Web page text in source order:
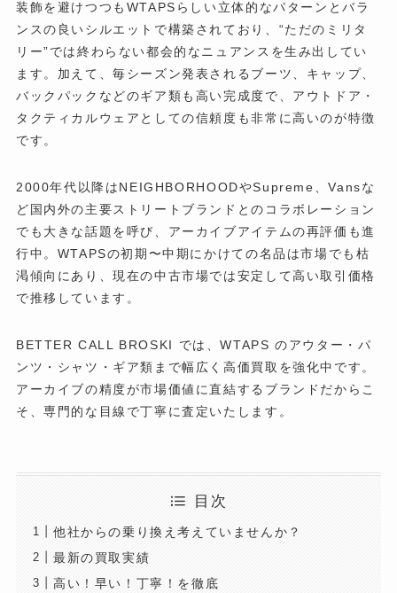
装飾を避けつつもWTAPSらしい立体的なパターンとバラ
ンスの良いシルエットで構築されており、“ただのミリタ
リー”では終わらない都会的なニュアンスを生み出してい
ます。加えて、毎シーズン発表されるブーツ、キャップ、
バックパックなどのギア類も高い完成度で、アウトドア・
タクティカルウェアとしての信頼度も非常に高いのが特徴
です。
2000年代以降はNEIGHBORHOODやSupreme、Vansな
ど国内外の主要ストリートブランドとのコラボレーション
でも大きな話題を呼び、アーカイブアイテムの再評価も進
行中。WTAPSの初期〜中期にかけての名品は市場でも枯
渇傾向にあり、現在の中古市場では安定して高い取引価格
で推移しています。
BETTER CALL BROSKI では、WTAPS のアウター・パ
ンツ・シャツ・ギア類まで幅広く高価買取を強化中です。
アーカイブの精度が市場価値に直結するブランドだからこ
そ、専門的な目線で丁寧に査定いたします。
目次
他社からの乗り換え考えていませんか？
最新の買取実績
高い！早い！丁寧！を徹底